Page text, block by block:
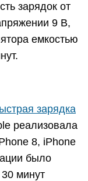
зарядок от
9 В,
емкостью
зарядка
реализовала
8, iPhone
было
минут